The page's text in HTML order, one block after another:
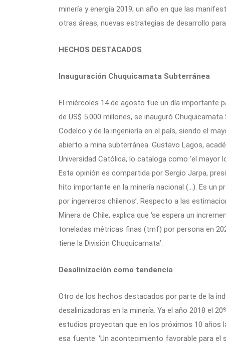
minería y energía 2019; un año en que las
otras áreas, nuevas estrategias de desarrollo
HECHOS DESTACADOS
Inauguración Chuquicamata Subterránea
El miércoles 14 de agosto fue un día importante
de US$ 5.000 millones, se inauguró
Codelco y de la ingeniería en el país, siendo el
abierto a mina subterránea. Gustavo Lagos,
Universidad Católica, lo cataloga como ‘el
Esta opinión es compartida por Sergio Jarpa,
hito importante en la minería nacional (…). Es un
por ingenieros chilenos’. Respecto a las
Minera de Chile, explica que ‘se espera un
toneladas métricas finas (tmf) por persona en
tiene la División Chuquicamata’.
Desalinización como tendencia
Otro de los hechos destacados por parte de la
desalinizadoras en la minería. Ya el año 2018 el
estudios proyectan que en los próximos 10 años
esa fuente. ‘Un acontecimiento favorable para